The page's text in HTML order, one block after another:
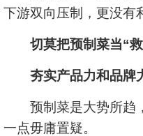
下游双向压制，更没有
切莫把预制菜当“
夯实产品力和品牌
预制菜是大势所趋
一点毋庸置疑。